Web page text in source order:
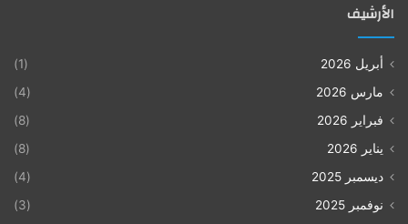
الأرشيف
أبريل 2026
(1)
مارس 2026
(4)
فبراير 2026
(8)
يناير 2026
(8)
ديسمبر 2025
(4)
نوفمبر 2025
(3)